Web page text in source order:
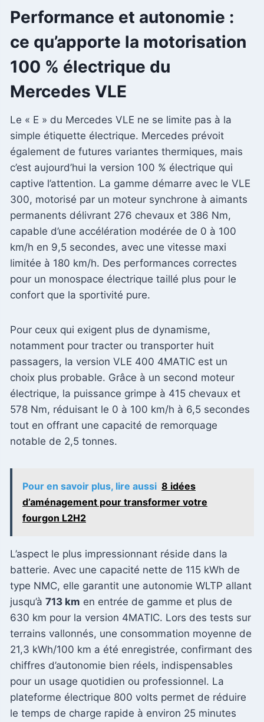
Performance et autonomie :
ce qu’apporte la motorisation
100 % électrique du
Mercedes VLE
Le « E » du Mercedes VLE ne se limite pas à la
simple étiquette électrique. Mercedes prévoit
également de futures variantes thermiques, mais
c’est aujourd’hui la version 100 % électrique qui
captive l’attention. La gamme démarre avec le VLE
300, motorisé par un moteur synchrone à aimants
permanents délivrant 276 chevaux et 386 Nm,
capable d’une accélération modérée de 0 à 100
km/h en 9,5 secondes, avec une vitesse maxi
limitée à 180 km/h. Des performances correctes
pour un monospace électrique taillé plus pour le
confort que la sportivité pure.
Pour ceux qui exigent plus de dynamisme,
notamment pour tracter ou transporter huit
passagers, la version VLE 400 4MATIC est un
choix plus probable. Grâce à un second moteur
électrique, la puissance grimpe à 415 chevaux et
578 Nm, réduisant le 0 à 100 km/h à 6,5 secondes
tout en offrant une capacité de remorquage
notable de 2,5 tonnes.
Pour en savoir plus, lire aussi 8 idées
d’aménagement pour transformer votre
fourgon L2H2
L’aspect le plus impressionnant réside dans la
batterie. Avec une capacité nette de 115 kWh de
type NMC, elle garantit une autonomie WLTP allant
jusqu’à 713 km en entrée de gamme et plus de
630 km pour la version 4MATIC. Lors des tests sur
terrains vallonnés, une consommation moyenne de
21,3 kWh/100 km a été enregistrée, confirmant des
chiffres d’autonomie bien réels, indispensables
pour un usage quotidien ou professionnel. La
plateforme électrique 800 volts permet de réduire
le temps de charge rapide à environ 25 minutes